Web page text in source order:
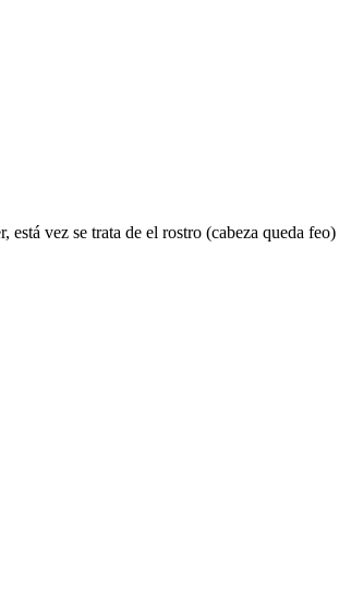
vez se trata de el rostro (cabeza queda